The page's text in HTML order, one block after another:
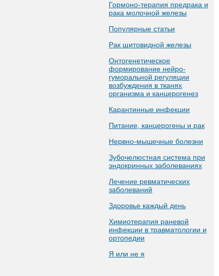
Гормоно-терапия предрака и
рака молочной железы
Популярные статьи
Рак щитовидной железы
Онтогенетическое
формирование нейро-
гуморальной регуляции
возбуждения в тканях
организма и канцерогенез
Карантинные инфекции
Питание, канцерогены и рак
Нервно-мышечные болезни
Зубочелюстная система при
эндокринных заболеваниях
Лечение ревматических
заболеваний
Здоровье каждый день
Химиотерапия раневой
инфекции в травматологии и
ортопедии
Я или не я